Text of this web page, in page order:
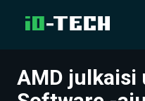
UUTISET
AMD julkaisi